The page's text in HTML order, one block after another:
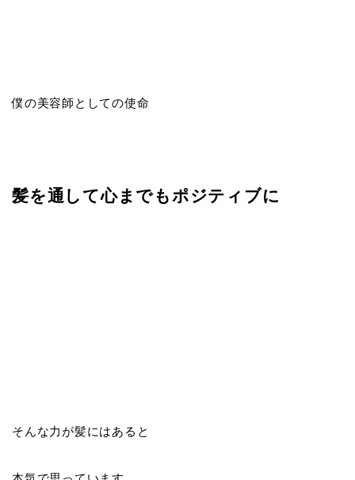
僕の美容師としての使命
髪を通して心までもポジティブに
そんな力が髪にはあると